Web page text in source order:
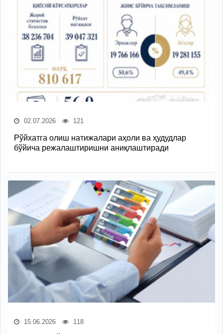
02.07.2026 121
Рўйхатга олиш натижалари аҳоли ва ҳудудлар
бўйича режалаштиришни аниқлаштиради
15.06.2026 118